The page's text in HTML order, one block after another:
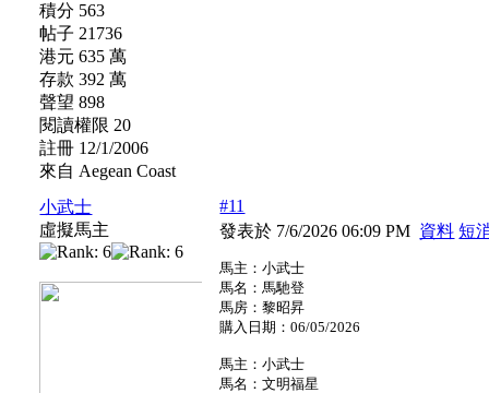
積分 563
帖子 21736
港元 635 萬
存款 392 萬
聲望 898
閱讀權限 20
註冊 12/1/2006
來自 Aegean Coast
小武士
虛擬馬主
#11
發表於 7/6/2026 06:09 PM 資料 短
馬主：小武士
馬名：馬馳登
馬房：黎昭昇
購入日期：06/05/2026
馬主：小武士
馬名：文明福星